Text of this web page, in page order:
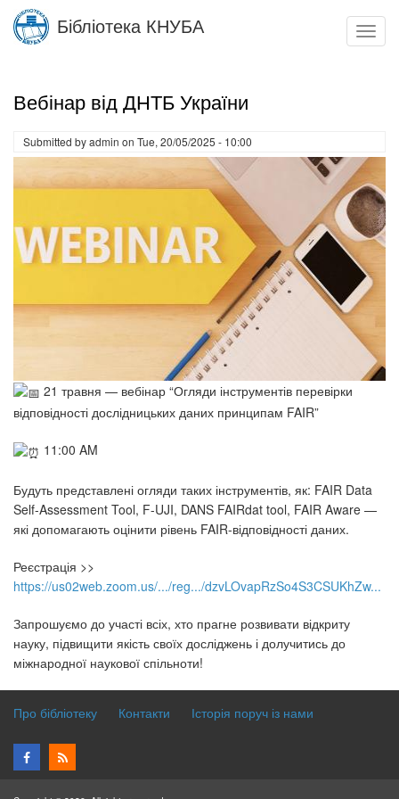
Skip
main
Бібліотека КНУБА
Вебінар від ДНТБ України
Submitted byadmin on Tue, 20/05/2025 - 10:00
21 травня — вебінар “Огляди інструментів перевірки
відповідності дослідницьких даних принципам FAIR”
11:00 AM
Будуть представлені огляди таких інструментів, як: FAIR Data
Self-Assessment Tool, F-UJI, DANS FAIRdat tool, FAIR Aware —
які допомагають оцінити рівень FAIR-відповідності даних.
Реєстрація >>
https://us02web.zoom.us/.../reg.../dzvLOvapRzSo4S3CSUKhZw...
Запрошуємо до участі всіх, хто прагне розвивати відкриту
науку, підвищити якість своїх досліджень і долучитись до
міжнародної наукової спільноти!
Про бібліотеку Контакти Історія поруч із нами